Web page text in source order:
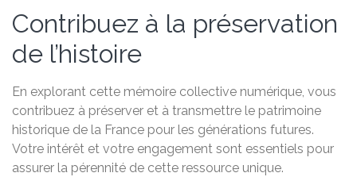
Contribuez à la préservation
de l’histoire
En explorant cette mémoire collective numérique, vous
contribuez à préserver et à transmettre le patrimoine
historique de la France pour les générations futures.
Votre intérêt et votre engagement sont essentiels pour
assurer la pérennité de cette ressource unique.